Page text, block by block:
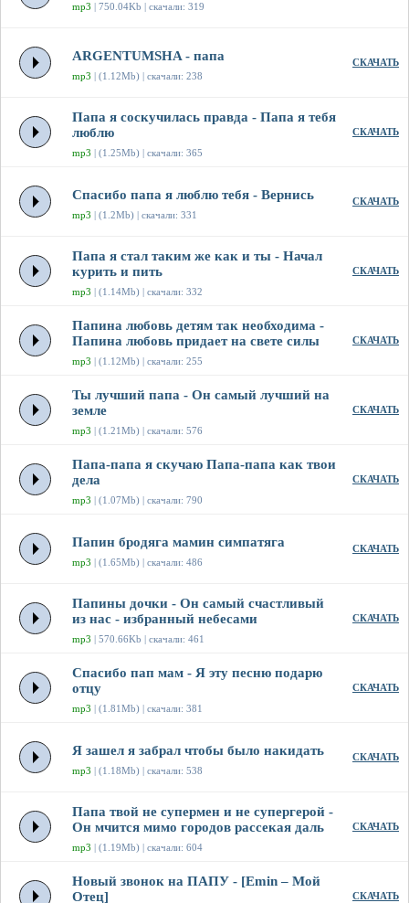
mp3 | 750.04Kb | скачали: 319
ARGENTUMSHA - папа
mp3 | (1.12Mb) | скачали: 238
СКАЧАТЬ
Папа я соскучилась правда - Папа я тебя
люблю
mp3 | (1.25Mb) | скачали: 365
СКАЧАТЬ
Спасибо папа я люблю тебя - Вернись
mp3 | (1.2Mb) | скачали: 331
СКАЧАТЬ
Папа я стал таким же как и ты - Начал
курить и пить
mp3 | (1.14Mb) | скачали: 332
СКАЧАТЬ
Папина любовь детям так необходима -
Папина любовь придает на свете силы
mp3 | (1.12Mb) | скачали: 255
СКАЧАТЬ
Ты лучший папа - Он самый лучший на
земле
mp3 | (1.21Mb) | скачали: 576
СКАЧАТЬ
Папа-папа я скучаю Папа-папа как твои
дела
mp3 | (1.07Mb) | скачали: 790
СКАЧАТЬ
Папин бродяга мамин симпатяга
mp3 | (1.65Mb) | скачали: 486
СКАЧАТЬ
Папины дочки - Он самый счастливый
из нас - избранный небесами
mp3 | 570.66Kb | скачали: 461
СКАЧАТЬ
Спасибо пап мам - Я эту песню подарю
отцу
mp3 | (1.81Mb) | скачали: 381
СКАЧАТЬ
Я зашел я забрал чтобы было накидать
mp3 | (1.18Mb) | скачали: 538
СКАЧАТЬ
Папа твой не супермен и не супергерой -
Он мчится мимо городов рассекая даль
mp3 | (1.19Mb) | скачали: 604
СКАЧАТЬ
Новый звонок на ПАПУ - [Emin – Мой
Отец]
СКАЧАТЬ